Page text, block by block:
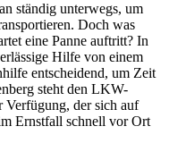
ständig unterwegs, um
Doch was
eine Panne auftritt? In
Hilfe von einem
entscheidend, um Zeit
steht den LKW-
der sich auf
Ernstfall schnell vor Ort